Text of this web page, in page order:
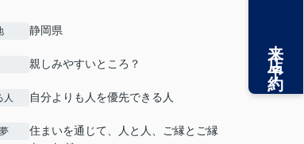
静岡県
親しみやすいところ？
人 自分よりも人を優先できる人
住まいを通じて、人と人、ご縁とご縁
来店予約